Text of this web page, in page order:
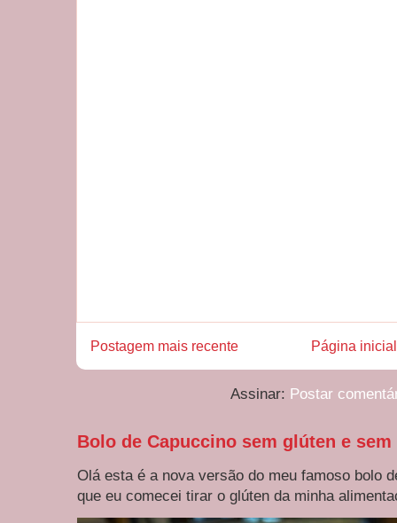
Postagem mais recente Página inicial
Assinar: Postar
Bolo de Capuccino sem glúten e
Olá esta é a nova versão do meu famoso bolo
que eu comecei tirar o glúten da minha